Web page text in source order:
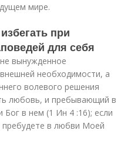
мире.
при
для себя
вынужденное
необходимости, а
волевого решения
любовь, и пребывающий в
в нем (1 Ин 4 :16); если
в любви Моей